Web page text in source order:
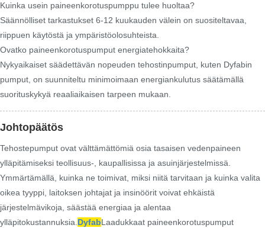
Kuinka usein paineenkorotuspumppu tulee huoltaa?
Säännölliset tarkastukset 6-12 kuukauden välein on suositeltavaa,
riippuen käytöstä ja ympäristöolosuhteista.
Ovatko paineenkorotuspumput energiatehokkaita?
Nykyaikaiset säädettävän nopeuden tehostinpumput, kuten Dyfabin
pumput, on suunniteltu minimoimaan energiankulutus säätämällä
suorituskykyä reaaliaikaisen tarpeen mukaan.
Johtopäätös
Tehostepumput ovat välttämättömiä osia tasaisen vedenpaineen
ylläpitämiseksi teollisuus-, kaupallisissa ja asuinjärjestelmissä.
Ymmärtämällä, kuinka ne toimivat, miksi niitä tarvitaan ja kuinka valita
oikea tyyppi, laitoksen johtajat ja insinöörit voivat ehkäistä
järjestelmävikoja, säästää energiaa ja alentaa
ylläpitokustannuksia.DyfabLaadukkaat paineenkorotuspumput